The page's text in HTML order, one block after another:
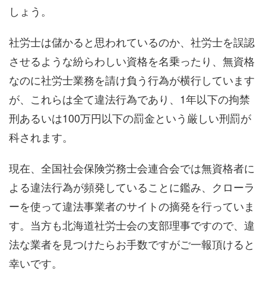
しょう。
社労士は儲かると思われているのか、社労士を誤認
させるような紛らわしい資格を名乗ったり、無資格
なのに社労士業務を請け負う行為が横行しています
が、これらは全て違法行為であり、1年以下の拘禁
刑あるいは100万円以下の罰金という厳しい刑罰が
科されます。
現在、全国社会保険労務士会連合会では無資格者に
よる違法行為が頻発していることに鑑み、クローラ
ーを使って違法事業者のサイトの摘発を行っていま
す。当方も北海道社労士会の支部理事ですので、違
法な業者を見つけたらお手数ですがご一報頂けると
幸いです。